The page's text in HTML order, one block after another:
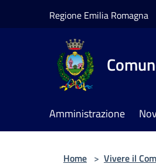
Regione Emilia Romagna
Amministrazione
Home > Vivere il